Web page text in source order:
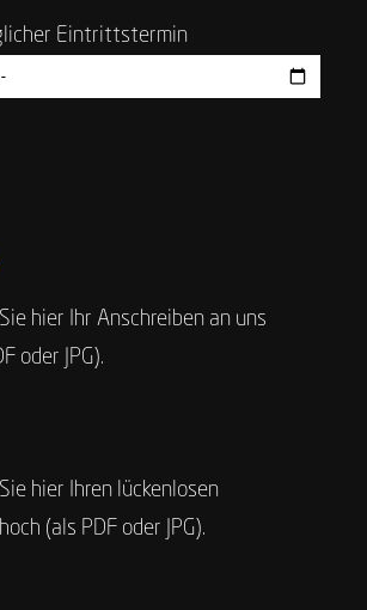
Eintrittstermin
hier Ihr Anschreiben an uns
oder JPG).
hier Ihren lückenlosen
(als PDF oder JPG).